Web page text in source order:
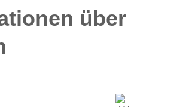
über